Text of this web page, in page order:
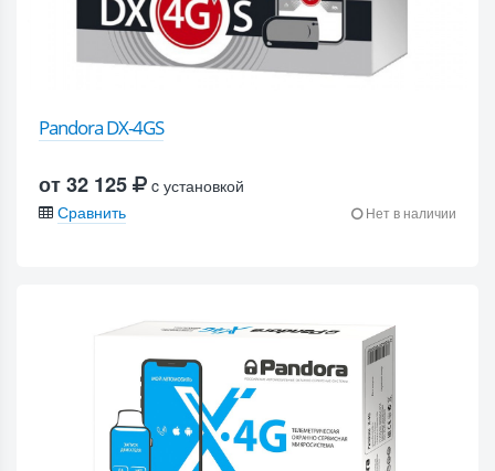
Pandora DX-4GS
от 32 125
c установкой
Сравнить
Нет в наличии